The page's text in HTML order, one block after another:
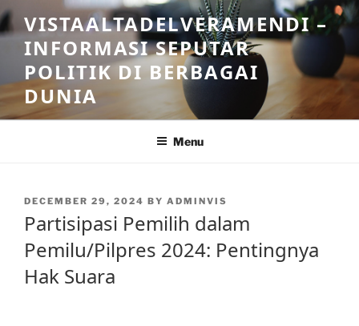
Skip
to
content
VISTAALTADELVERAMENDI –
INFORMASI SEPUTAR
POLITIK DI BERBAGAI
DUNIA
Menu
POSTED
DECEMBER 29, 2024 BY ADMINVIS
Partisipasi Pemilih dalam
Pemilu/Pilpres 2024: Pentingnya
Hak Suara